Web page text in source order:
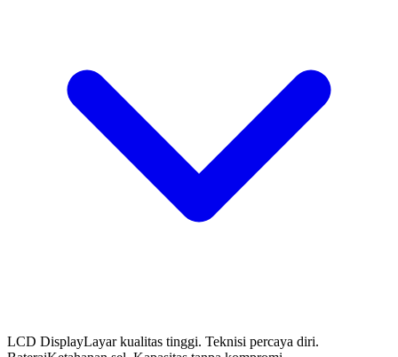
LCD DisplayLayar kualitas tinggi. Teknisi percaya diri.